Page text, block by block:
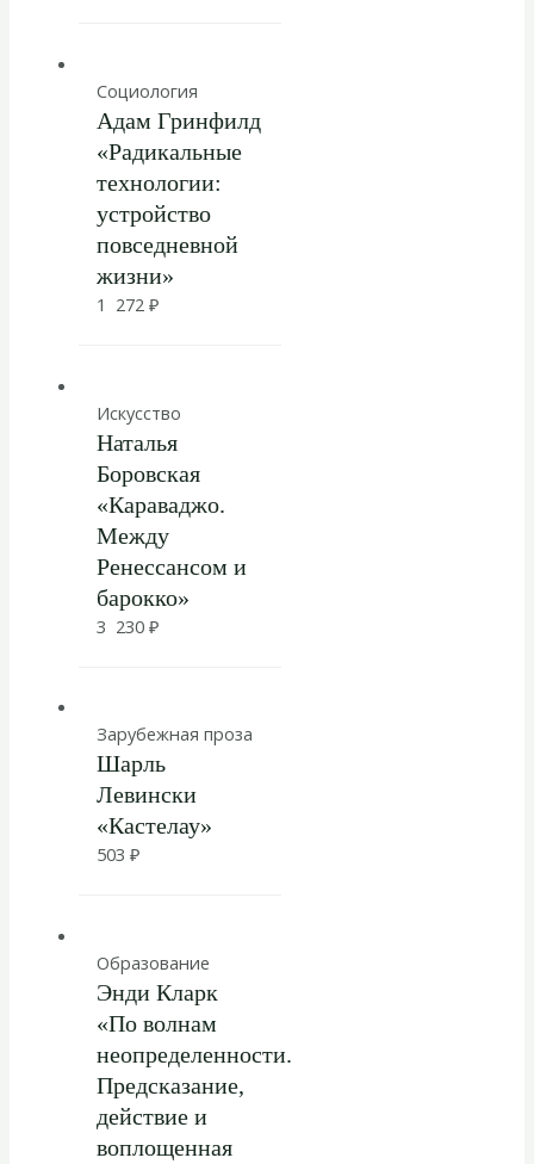
Социология
Адам Гринфилд
«Радикальные
технологии:
устройство
повседневной
жизни»
1 272 ₽
Искусство
Наталья
Боровская
«Караваджо.
Между
Ренессансом и
барокко»
3 230 ₽
Зарубежная проза
Шарль
Левински
«Кастелау»
503 ₽
Образование
Энди Кларк
«По волнам
неопределенности.
Предсказание,
действие и
воплощенная